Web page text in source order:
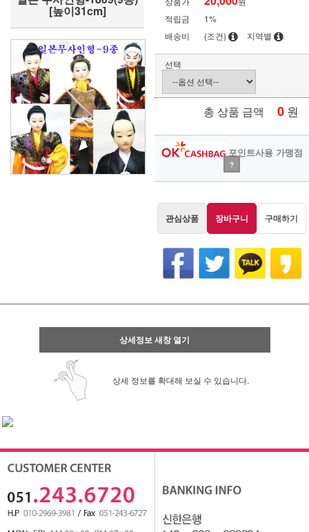
[높이31cm]
적립금
1%
배송비
(조건) 지역별
선택
총 상품 금액 0 원
포인트사용 가맹점
?
관심상품 장바구니 구매하기
상세정보 새창 열기
상세 정보를 확대해 보실 수 있습니다.